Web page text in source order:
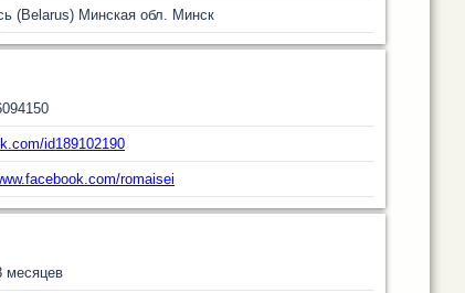
(Belarus) Минская обл. Минск
id189102190
romaisei
месяцев